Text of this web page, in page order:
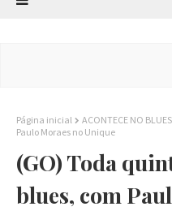
Página inicial ACONTECE NO BLUES
Paulo Moraes no Unique
(GO) Toda
blues, com